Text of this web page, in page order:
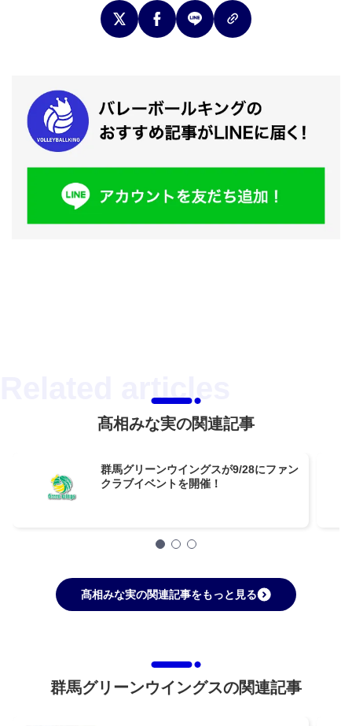
髙相みな実の関連記事
群馬グリーンウイングスが9/28にファン
クラブイベントを開催！
髙相みな実の関連記事をもっと見る
群馬グリーンウイングスの関連記事